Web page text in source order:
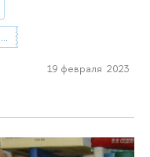
Образовательная программа «Монголия и Тибет»
19 февраля 2023